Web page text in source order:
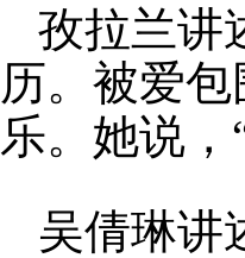
孜拉兰讲
历。被爱
乐。她说
吴倩琳讲